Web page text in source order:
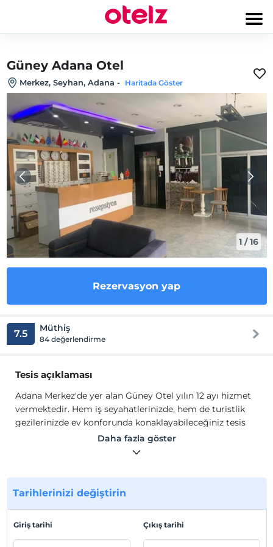
Güney Adana Otel
Merkez, Seyhan, Adana - Haritada Göster
1 /16
Rezervasyon yap
7.5 Müthiş
84 değerlendirme
Tesis açıklaması
Adana Merkez'de yer alan Güney Otel yılın 12 ayı hizmet
vermektedir. Hem iş seyahatlerinizde, hem de turistlik
gezilerinizde ev konforunda konaklayabileceğiniz tesis
sizlere oda kahvaltı konseptinde hizmet vermektedir.
Tesisin modern ve şık mimariye sahip odaları 25
iki ayrı yatak bulunmaktadır. Ayrıca ücretsiz Wi-Fi, LCD
TV, telefon, mini bar, WC, banyo ve banyo buklet
Tesis lokasyon bilgileri
Tesisi Adana'nın merkez ilçesi olan Seyhan'da hizmet
Daha fazla göster
Tarihlerinizi değiştirin
Giriş tarihi Çıkış tarihi